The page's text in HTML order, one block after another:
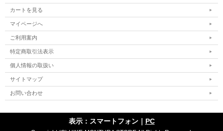
カートを見る
マイページへ
ご利用案内
特定商取引法表示
個人情報の取扱い
サイトマップ
お問い合わせ
表示：スマートフォン｜ PC